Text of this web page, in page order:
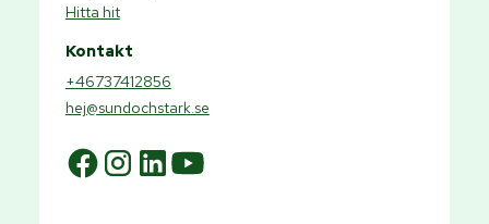
Hitta hit
Kontakt
+46737412856
hej@sundochstark.se